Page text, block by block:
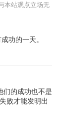
样的行为反
本站观点立场无
功的一天。
们的成功也不是
败才能发明出